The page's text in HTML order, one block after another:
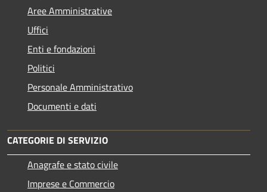
Aree Amministrative
Uffici
Enti e fondazioni
Politici
Personale Amministrativo
Documenti e dati
CATEGORIE DI SERVIZIO
Anagrafe e stato civile
Imprese e Commercio